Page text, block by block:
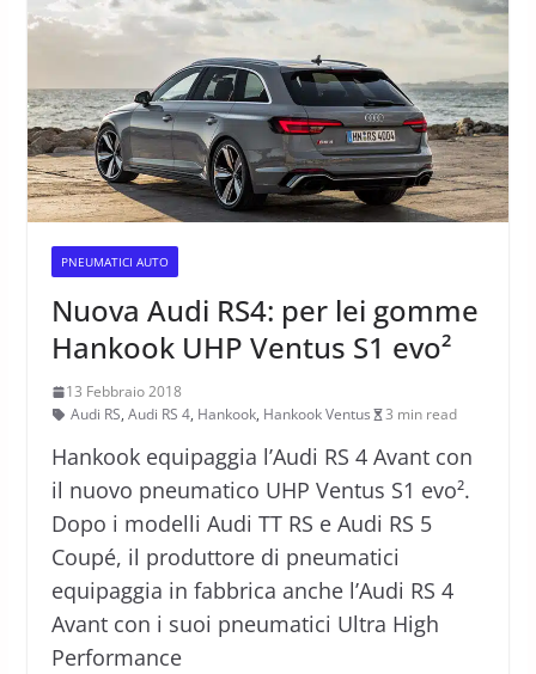
PNEUMATICI AUTO
Nuova Audi RS4: per lei gomme
Hankook UHP Ventus S1 evo²
13 Febbraio 2018
Audi RS, Audi RS 4, Hankook, Hankook Ventus 3 min read
Hankook equipaggia l’Audi RS 4 Avant con
il nuovo pneumatico UHP Ventus S1 evo².
Dopo i modelli Audi TT RS e Audi RS 5
Coupé, il produttore di pneumatici
equipaggia in fabbrica anche l’Audi RS 4
Avant con i suoi pneumatici Ultra High
Performance